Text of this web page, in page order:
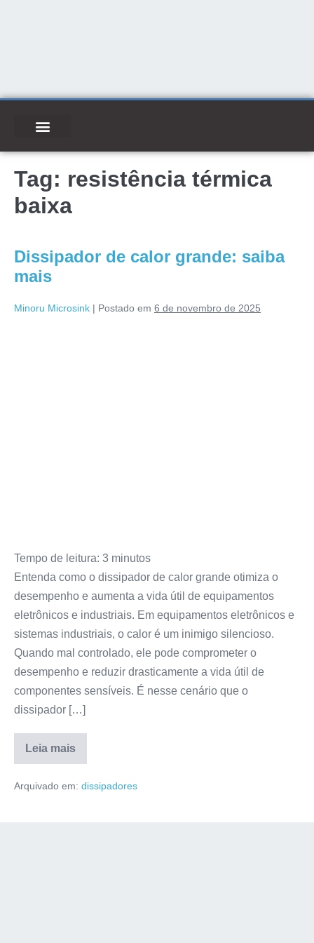
Tag: resistência térmica
baixa
Dissipador de calor grande: saiba
mais
Minoru Microsink | Postado em 6 de novembro de 2025
Tempo de leitura: 3 minutos
Entenda como o dissipador de calor grande otimiza o
desempenho e aumenta a vida útil de equipamentos
eletrônicos e industriais. Em equipamentos eletrônicos e
sistemas industriais, o calor é um inimigo silencioso.
Quando mal controlado, ele pode comprometer o
desempenho e reduzir drasticamente a vida útil de
componentes sensíveis. É nesse cenário que o
dissipador […]
Leia mais
Arquivado em: dissipadores